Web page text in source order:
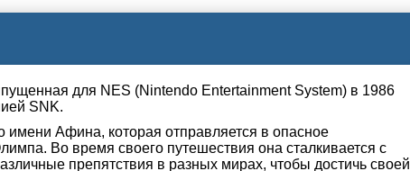
для NES (Nintendo Entertainment System) в 1986
SNK.
имени Афина, которая отправляется в опасное
Во время своего путешествия она сталкивается с
препятствия в разных мирах, чтобы достичь своей